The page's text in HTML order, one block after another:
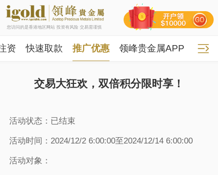
您访问的是香港地区网站 投资有风险 交易需谨慎
资 快速取款 推广优惠 领峰贵金属APP
交易大狂欢，双倍积分限时享！
活动状态：已结束
活动时间：2024/12/2 6:00:00至2024/12/14 6:00:00
活动对象：